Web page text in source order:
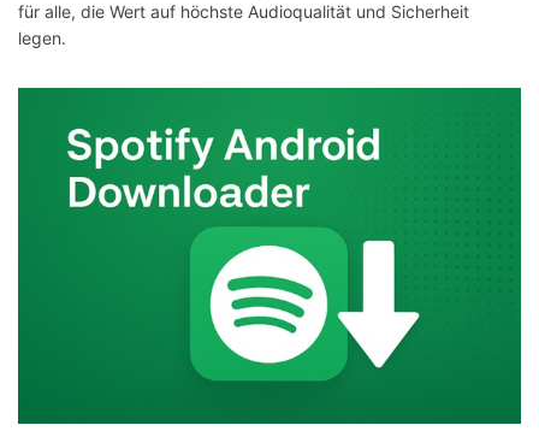
für alle, die Wert auf höchste Audioqualität und Sicherheit
legen.